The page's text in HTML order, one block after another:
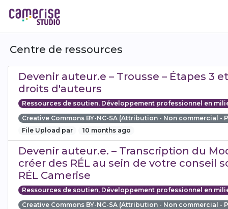
au
contenu
Centre de ressources
Devenir auteur.e – Trousse – Étapes 3
droits d'auteurs
Ressources de soutien, Développement professionnel en
Creative Commons BY-NC-SA (Attribution - Non commercial
File Upload par
10 months ago
Devenir auteur.e. – Transcription du
créer des RÉL au sein de votre conseil
RÉL Camerise
Ressources de soutien, Développement professionnel en
Creative Commons BY-NC-SA (Attribution - Non commercial